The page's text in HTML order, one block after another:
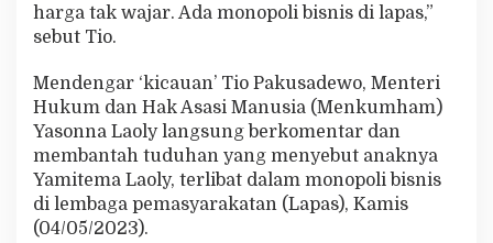
harga tak wajar. Ada monopoli bisnis di lapas,”
sebut Tio.
Mendengar ‘kicauan’ Tio Pakusadewo, Menteri
Hukum dan Hak Asasi Manusia (Menkumham)
Yasonna Laoly langsung berkomentar dan
membantah tuduhan yang menyebut anaknya
Yamitema Laoly, terlibat dalam monopoli bisnis
di lembaga pemasyarakatan (Lapas), Kamis
(04/05/2023).